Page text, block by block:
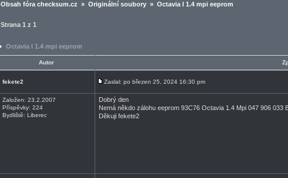
Obsah fóra checksum.cz » Originální soubory » Octavia I 1.4 mpi eeprom
Strana 1 z 1
Octavia I 1.4 mpi eeprom
Autor
fekete2 Zaslal: po březen 25, 2024 16:30 pm
Založen: 23.2.2007
Příspěvky: 224
Bydliště: Liberec
Dobrý den
Nemá někdo zálohu eeprom 93C76 Octavia 1.4 Mpi 047 906 033
Děkuji fekete2